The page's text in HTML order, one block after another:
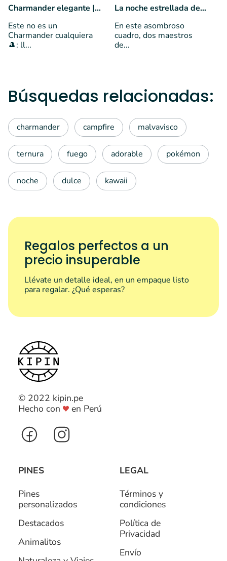
Charmander elegante | Pokemon
Este no es un
Charmander cualquiera
🎩: ll...
La noche estrellada de la creación de Adán
En este asombroso
cuadro, dos maestros
de...
Búsquedas relacionadas:
charmander campfire malvavisco
ternura fuego adorable pokémon
noche dulce kawaii
Regalos perfectos a un
precio insuperable
Llévate un detalle ideal, en un empaque listo
para regalar. ¿Qué esperas?
© 2022 kipin.pe
Hecho con
en Perú
PINES
Pines
personalizados
Destacados
Animalitos
LEGAL
Términos y
condiciones
Política de
Privacidad
Envío